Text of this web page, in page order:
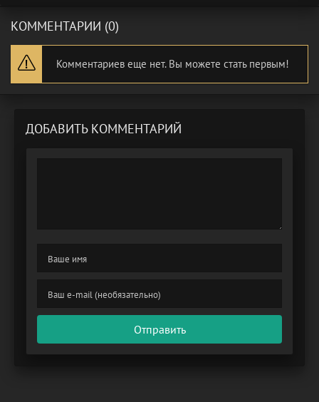
КОММЕНТАРИИ (0)
Комментариев еще нет. Вы можете стать первым!
ДОБАВИТЬ КОММЕНТАРИЙ
Отправить